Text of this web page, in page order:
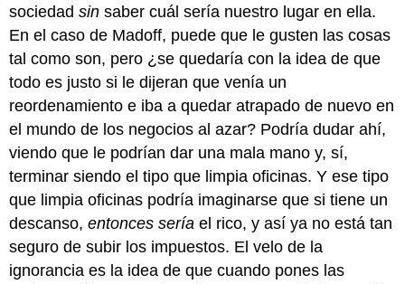
sociedadsin saber cuál sería nuestro lugar en ella.
En el caso de Madoff, puede que le gusten las cosas
tal como son, pero ¿se quedaría con la idea de que
todo es justo si le dijeran que venía un
reordenamiento e iba a quedar atrapado de nuevo en
el mundo de los negocios al azar? Podría dudar ahí,
viendo que le podrían dar una mala mano y, sí,
terminar siendo el tipo que limpia oficinas. Y ese tipo
que limpia oficinas podría imaginarse que si tiene un
descanso,entonces sería el rico, y así ya no está tan
seguro de subir los impuestos. El velo de la
ignorancia es la idea de que cuando pones las